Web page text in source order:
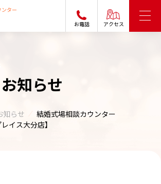
ター
お電話 アクセス
知らせ
知らせ
結婚式場相談カウンター
イス大分店】